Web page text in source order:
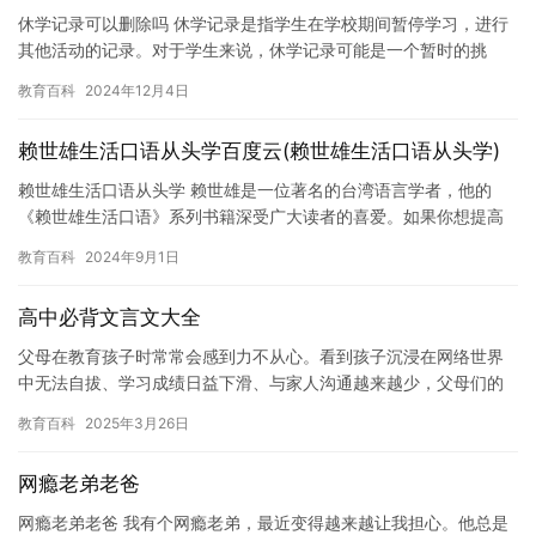
休学记录可以删除吗 休学记录是指学生在学校期间暂停学习，进行
其他活动的记录。对于学生来说，休学记录可能是一个暂时的挑
复杂的…
教育百科 2024年12月4日
赖世雄生活口语从头学百度云(赖世雄生活口语从头学)
赖世雄生活口语从头学 赖世雄是一位著名的台湾语言学者，他的
《赖世雄生活口语》系列书籍深受广大读者的喜爱。如果你想提高
在这…
教育百科 2024年9月1日
高中必背文言文大全
父母在教育孩子时常常会感到力不从心。看到孩子沉浸在网络世界
中无法自拔、学习成绩日益下滑、与家人沟通越来越少，父母们的
时机。…
教育百科 2025年3月26日
网瘾老弟老爸
网瘾老弟老爸 我有个网瘾老弟，最近变得越来越让我担心。他总是